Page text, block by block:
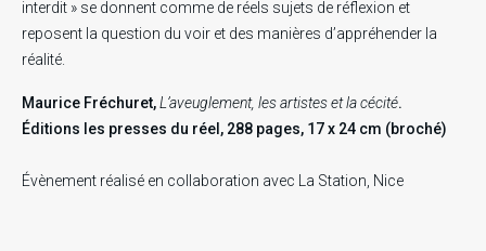
interdit » se donnent comme de réels sujets de réflexion et
reposent la question du voir et des manières d’appréhender la
réalité.
Maurice Fréchuret,L’aveuglement, les artistes et la cécité.
Éditions les presses du réel, 288 pages, 17 x 24 cm (broché)
Évènement réalisé en collaboration avec La Station, Nice